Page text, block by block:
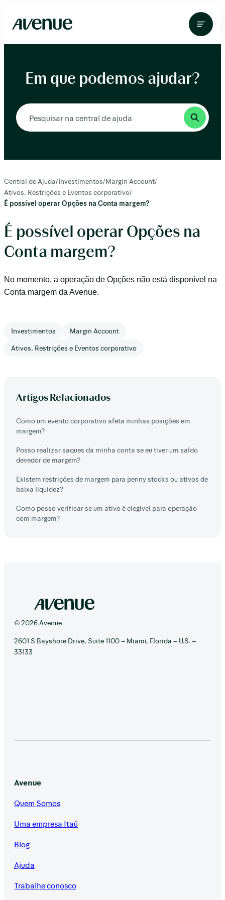
para
conteúdo
Em que podemos ajudar?
Central de Ajuda/Investimentos/Margin Account/
Ativos, Restrições e Eventos corporativo/
É possível operar Opções na Conta margem?
É possível operar Opções na
Conta margem?
No momento, a operação de Opções não está disponível na
Conta margem da Avenue.
Investimentos
Margin Account
Ativos, Restrições e Eventos corporativo
Artigos Relacionados
Como um evento corporativo afeta minhas posições em
margem?
Posso realizar saques da minha conta se eu tiver um saldo
devedor de margem?
Existem restrições de margem para penny stocks ou ativos de
baixa liquidez?
Como posso verificar se um ativo é elegível para operação
com margem?
© 2026 Avenue
2601 S Bayshore Drive, Suite 1100 – Miami, Florida – U.S. –
33133
Avenue
Quem Somos
Uma empresa Itaú
Blog
Ajuda
Trabalhe conosco